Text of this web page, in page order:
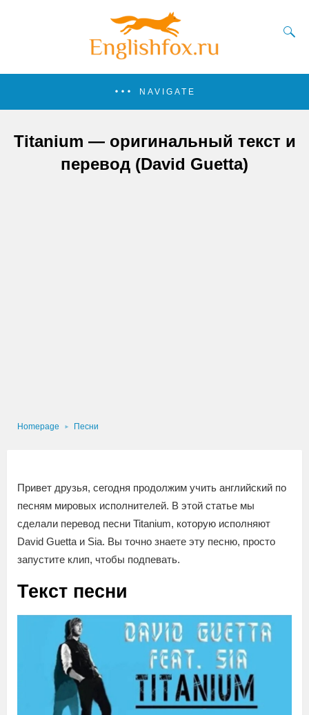
NAVIGATE
Titanium — оригинальный текст и
перевод (David Guetta)
Homepage Песни
Привет друзья, сегодня продолжим учить английский по
песням мировых исполнителей. В этой статье мы
сделали перевод песни Tita­ni­um, которую исполняют
David Guet­ta и Sia. Вы точно знаете эту песню, просто
запустите клип, чтобы подпевать.
Текст песни